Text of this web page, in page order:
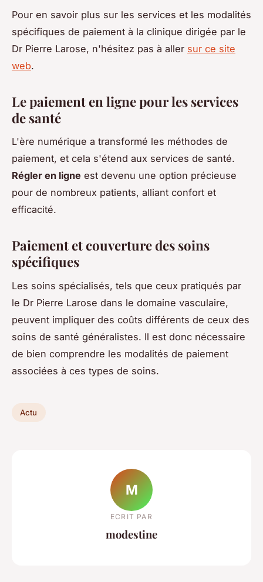
Pour en savoir plus sur les services et les modalités
spécifiques de paiement à la clinique dirigée par le
Dr Pierre Larose, n'hésitez pas à aller sur ce site
web.
Le paiement en ligne pour les services
de santé
L'ère numérique a transformé les méthodes de
paiement, et cela s'étend aux services de santé.
Régler en ligne est devenu une option précieuse
pour de nombreux patients, alliant confort et
efficacité.
Paiement et couverture des soins
spécifiques
Les soins spécialisés, tels que ceux pratiqués par
le Dr Pierre Larose dans le domaine vasculaire,
peuvent impliquer des coûts différents de ceux des
soins de santé généralistes. Il est donc nécessaire
de bien comprendre les modalités de paiement
associées à ces types de soins.
Actu
M
ECRIT PAR
modestine